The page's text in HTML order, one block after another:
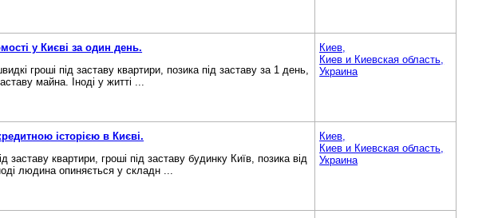
у Києві за один день.
гроші під заставу квартири, позика під заставу за 1 день,
майна. Іноді у житті ...
Киев,
Киев и Киевская область,
Украина
історією в Києві.
квартири, гроші під заставу будинку Київ, позика від
людина опиняється у складн ...
Киев,
Киев и Киевская область,
Украина